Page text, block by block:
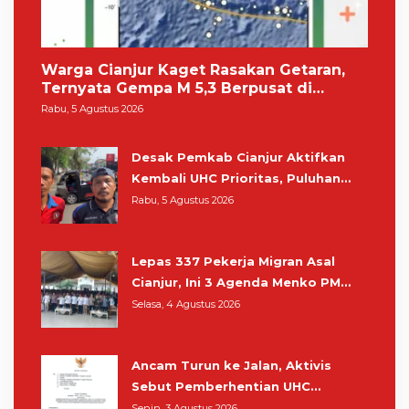
Warga Cianjur Kaget Rasakan Getaran,
Ternyata Gempa M 5,3 Berpusat di
Pangandaran
Rabu, 5 Agustus 2026
Desak Pemkab Cianjur Aktifkan
Kembali UHC Prioritas, Puluhan
Warga Unjuk Rasa di Pendopo
Rabu, 5 Agustus 2026
Lepas 337 Pekerja Migran Asal
Cianjur, Ini 3 Agenda Menko PM
Muhaimin di Kota Santri
Selasa, 4 Agustus 2026
Ancam Turun ke Jalan, Aktivis
Sebut Pemberhentian UHC